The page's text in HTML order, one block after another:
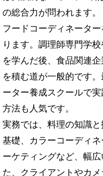
の総合力が問われます。
フードコーディネータ
ります。調理師専門学
を学んだ後、食品関連
を積む道が一般的です
ーター養成スクールで
方法も人気です。
実務では、料理の知識
基礎、カラーコーディ
ーケティングなど、幅
た、クライアントやカ